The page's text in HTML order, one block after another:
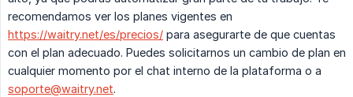
recomendamos ver los planes vigentes en
https://waitry.net/es/precios/ para asegurarte de que cuentas
con el plan adecuado. Puedes solicitarnos un cambio de plan en
cualquier momento por el chat interno de la plataforma o a
soporte@waitry.net.